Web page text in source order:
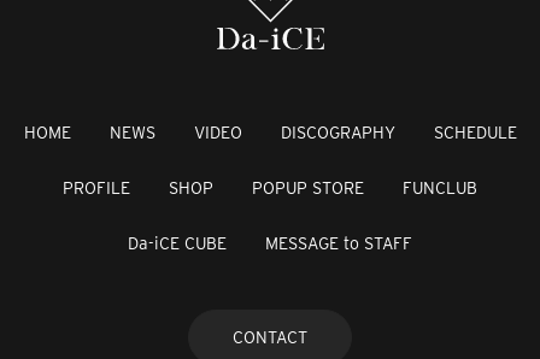
HOME NEWS VIDEO DISCOGRAPHY SCHEDULE
PROFILE SHOP POPUP STORE FUNCLUB
Da-iCE CUBE MESSAGE to STAFF
CONTACT